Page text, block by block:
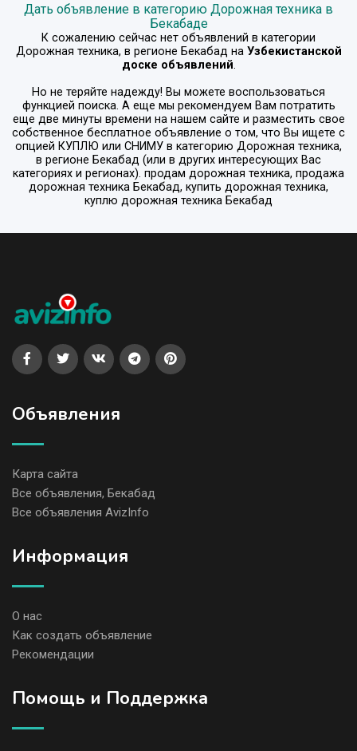
Дать объявление в категорию Дорожная техника в
Бекабаде
К сожалению сейчас нет объявлений в категории
Дорожная техника, в регионе Бекабад на Узбекистанской
доске объявлений.
Но не теряйте надежду! Вы можете воспользоваться
функцией поиска. А еще мы рекомендуем Вам потратить
еще две минуты времени на нашем сайте и разместить свое
собственное бесплатное объявление о том, что Вы ищете с
опцией КУПЛЮ или СНИМУ в категорию Дорожная техника,
в регионе Бекабад (или в других интересующих Вас
категориях и регионах). продам дорожная техника, продажа
дорожная техника Бекабад, купить дорожная техника,
куплю дорожная техника Бекабад
Объявления
Карта сайта
Все объявления, Бекабад
Все объявления AvizInfo
Информация
О нас
Как создать объявление
Рекомендации
Помощь и Поддержка